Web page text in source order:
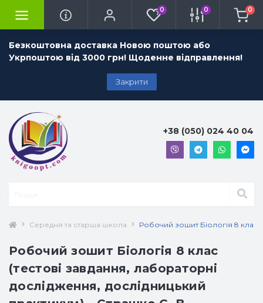
Безкоштовна доставка Новою поштою або
Укрпоштою від 3000 грн! Щоденне відправлення!
Закрити
0 0 0
+38 (050) 024 40 04
Середня та старша школа Робочий зошит Біологія 8 клас
Робочий зошит Біологія 8 клас
(тестові завдання, лабораторні
дослідження, дослідницький